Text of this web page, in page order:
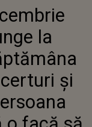
LA CAPĂTUL
CERTURI
NICI
NU VA
SĂ
la
și